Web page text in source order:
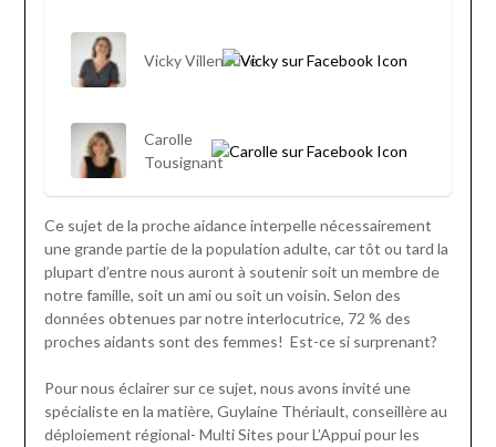
Vicky Villeneuve
Carolle
Tousignant
Ce sujet de la proche aidance interpelle nécessairement
une grande partie de la population adulte, car tôt ou tard la
plupart d’entre nous auront à soutenir soit un membre de
notre famille, soit un ami ou soit un voisin. Selon des
données obtenues par notre interlocutrice, 72 % des
proches aidants sont des femmes! Est-ce si surprenant?
Pour nous éclairer sur ce sujet, nous avons invité une
spécialiste en la matière, Guylaine Thériault, conseillère au
déploiement régional- Multi Sites pourL’Appui pour les